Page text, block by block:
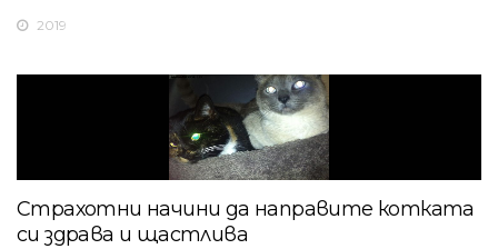
2019
Страхотни начини да направите котката
си здрава и щастлива